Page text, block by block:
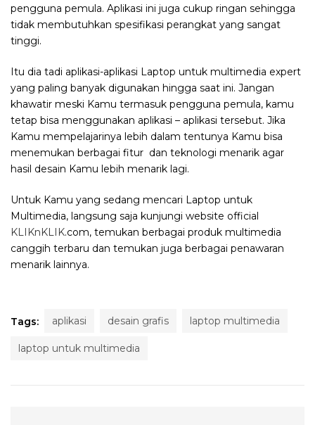
pengguna pemula. Aplikasi ini juga cukup ringan sehingga
tidak membutuhkan spesifikasi perangkat yang sangat
tinggi.
Itu dia tadi aplikasi-aplikasi Laptop untuk multimedia expert
yang paling banyak digunakan hingga saat ini. Jangan
khawatir meski Kamu termasuk pengguna pemula, kamu
tetap bisa menggunakan aplikasi – aplikasi tersebut. Jika
Kamu mempelajarinya lebih dalam tentunya Kamu bisa
menemukan berbagai fitur dan teknologi menarik agar
hasil desain Kamu lebih menarik lagi.
Untuk Kamu yang sedang mencari Laptop untuk
Multimedia, langsung saja kunjungi website official
KLIKnKLIK.com, temukan berbagai produk multimedia
canggih terbaru dan temukan juga berbagai penawaran
menarik lainnya.
Tags: aplikasi desain grafis laptop multimedia
laptop untuk multimedia